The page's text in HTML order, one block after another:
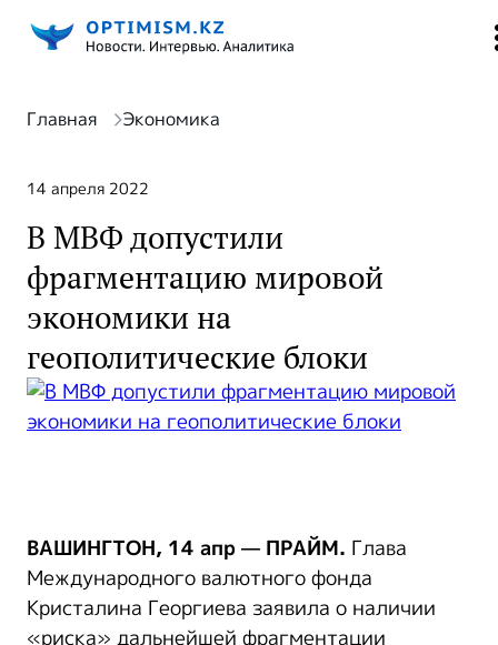
Главная Экономика
14 апреля 2022
В МВФ допустили
фрагментацию мировой
экономики на
геополитические блоки
ВАШИНГТОН, 14 апр — ПРАЙМ. Глава
Международного валютного фонда
Кристалина Георгиева заявила о наличии
«риска» дальнейшей фрагментации